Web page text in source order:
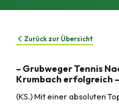
Zurück zur Übersicht
– Grubweger Tennis
Krumbach erfolgreich –
(KS.) Mit einer absoluten